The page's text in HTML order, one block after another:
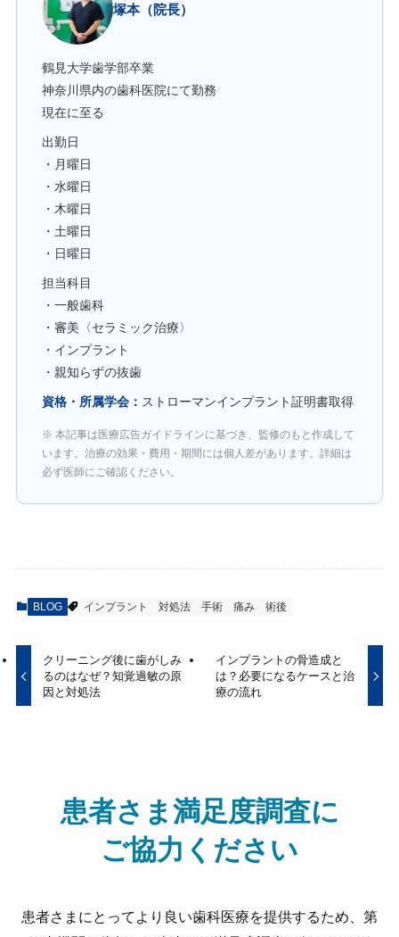
塚本（院長）
鶴見大学歯学部卒業
神奈川県内の歯科医院にて勤務
現在に至る
出勤日
・月曜日
・水曜日
・木曜日
・土曜日
・日曜日
担当科目
・一般歯科
・審美〈セラミック治療〉
・インプラント
・親知らずの抜歯
資格・所属学会： ストローマンインプラント証明書取得
※ 本記事は医療広告ガイドラインに基づき、監修のもと作成して
います。治療の効果・費用・期間には個人差があります。詳細は
必ず医師にご確認ください。
BLOG インプラント 対処法 手術 痛み 術後
クリーニング後に歯がしみ
るのはなぜ？知覚過敏の原
因と対処法
インプラントの骨造成と
は？必要になるケースと治
療の流れ
患者さま満足度調査に
ご協力ください
患者さまにとってより良い歯科医療を提供するため、第